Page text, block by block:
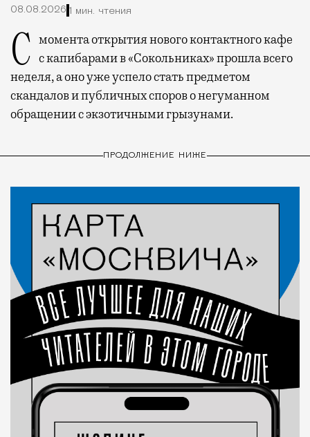
08.08.2026 1 мин. чтения
С момента открытия нового контактного кафе с капибарами в «Сокольниках» прошла всего
неделя, а оно уже успело стать предметом
скандалов и публичных споров о негуманном
обращении с экзотичными грызунами.
ПРОДОЛЖЕНИЕ НИЖЕ